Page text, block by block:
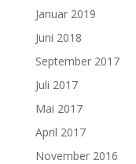
Januar 2019
Juni 2018
September 2017
Juli 2017
Mai 2017
April 2017
November 2016